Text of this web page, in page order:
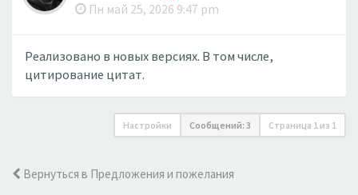
Пн май 25, 2026 9:47 pm
Реализовано в новых версиях. В том числе,
цитирование цитат.
Настройки Сообщений: 3 Страница 1 из 1
Вернуться в Предложения и пожелания